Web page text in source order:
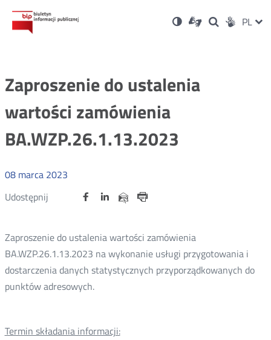
Ustawienia
Wersja
kontrastowa
Dla
niesłyszących
OtwórzOtwórz
w
Otwórz
w
Social PL
Zaproszenie do ustalenia
wartości zamówienia
BA.WZP.26.1.13.2023
08 marca 2023
Udostępnij
Udostępnij
Otwórz Udostępnij
na
OtwórzUdostępnij
na
OtwórzUdostępnij
przez
Zaproszenie do ustalenia wartości zamówienia
BA.WZP.26.1.13.2023 na wykonanie usługi przygotowania i
dostarczenia danych statystycznych przyporządkowanych do
punktów adresowych.
Termin składania informacji: